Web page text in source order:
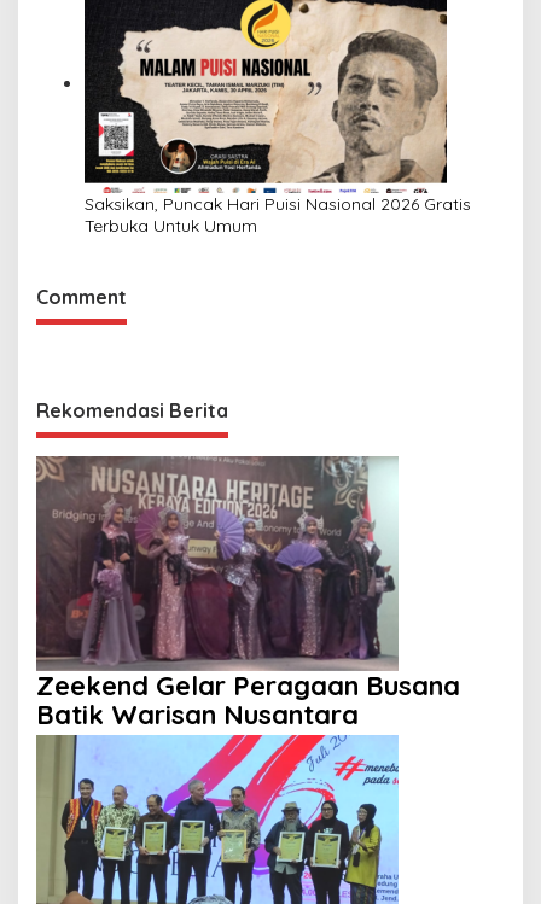
Saksikan, Puncak Hari Puisi Nasional 2026 Gratis
Terbuka Untuk Umum
Comment
Rekomendasi Berita
Zeekend Gelar Peragaan Busana
Batik Warisan Nusantara